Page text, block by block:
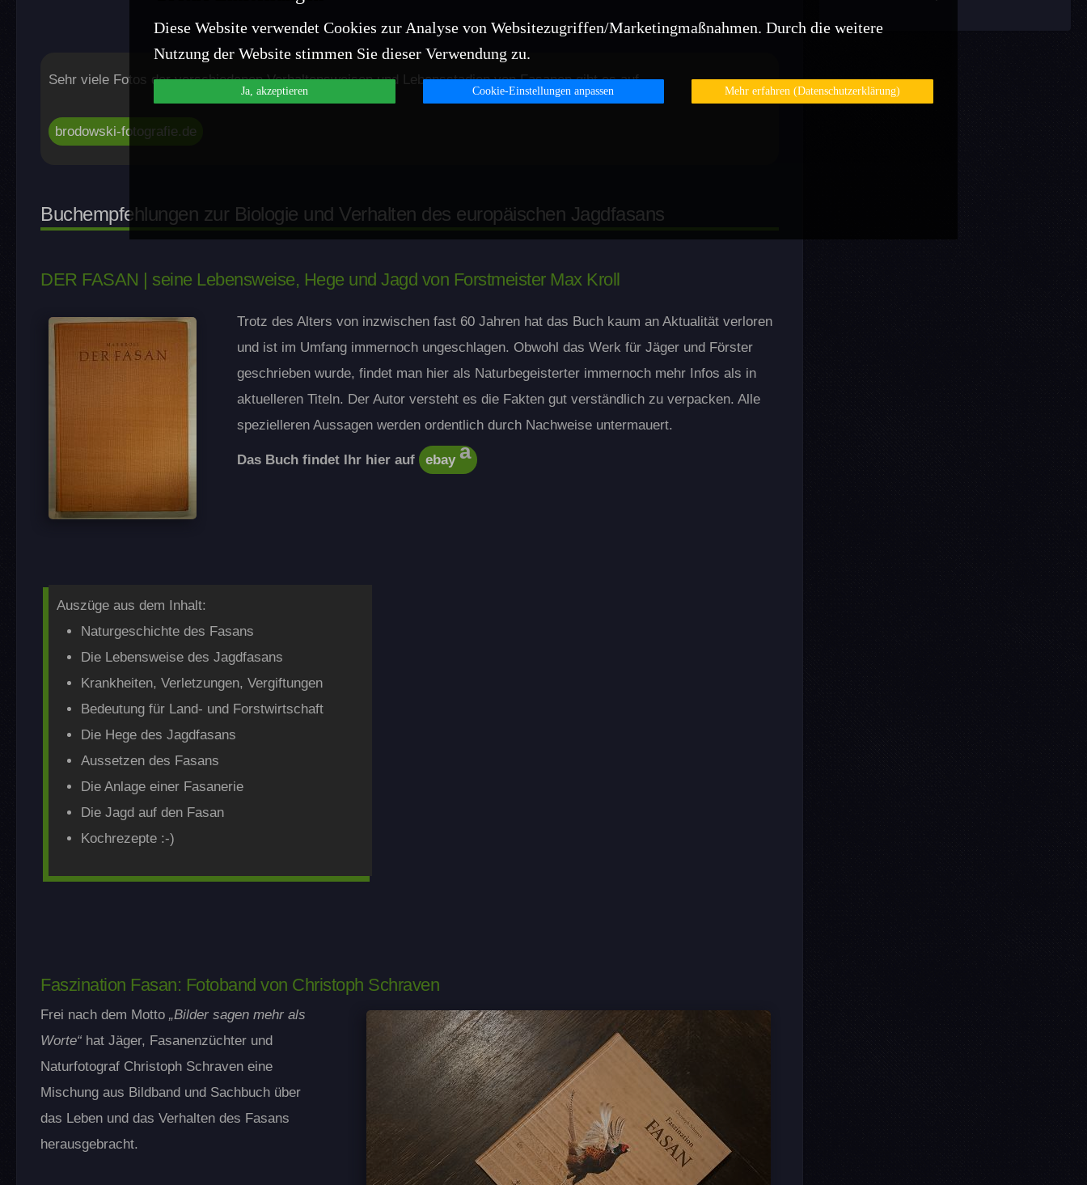
Diese Website verwendet Cookies zur Analyse von Websitezugriffen/Marketingmaßnahmen. Durch die weitere
Nutzung der Website stimmen Sie dieser Verwendung zu.
Ja, akzeptieren Cookie-Einstellungen anpassen Mehr erfahren (Datenschutzerklärung)
Sehr viele Fotos der verschiedenen Verhaltensweisen und Lebensstadien von Fasanen gibt es auf
brodowski-fotografie.de
Buchempfehlungen zur Biologie und Verhalten des europäischen Jagdfasans
DER FASAN | seine Lebensweise, Hege und Jagd von Forstmeister Max Kroll
Trotz des Alters von inzwischen fast 60 Jahren hat das Buch kaum an Aktualität verloren
und ist im Umfang immernoch ungeschlagen. Obwohl das Werk für Jäger und Förster
geschrieben wurde, findet man hier als Naturbegeisterter immernoch mehr Infos als in
aktuelleren Titeln. Der Autor versteht es die Fakten gut verständlich zu verpacken. Alle
spezielleren Aussagen werden ordentlich durch Nachweise untermauert.
Das Buch findet Ihr hier auf ebay
Auszüge aus dem Inhalt:
Naturgeschichte des Fasans
Die Lebensweise des Jagdfasans
Krankheiten, Verletzungen, Vergiftungen
Bedeutung für Land- und Forstwirtschaft
Die Hege des Jagdfasans
Aussetzen des Fasans
Die Anlage einer Fasanerie
Die Jagd auf den Fasan
Kochrezepte :-)
Faszination Fasan: Fotoband von Christoph Schraven
Frei nach dem Motto „Bilder sagen mehr als
Worte“ hat Jäger, Fasanenzüchter und
Naturfotograf Christoph Schraven eine
Mischung aus Bildband und Sachbuch über
das Leben und das Verhalten des Fasans
herausgebracht.